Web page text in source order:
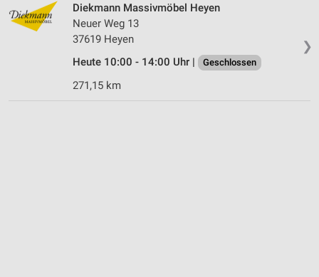
❯
Diekmann Massivmöbel Heyen
Neuer Weg 13
37619 Heyen
Heute 10:00 - 14:00 Uhr |
Geschlossen
271,15 km